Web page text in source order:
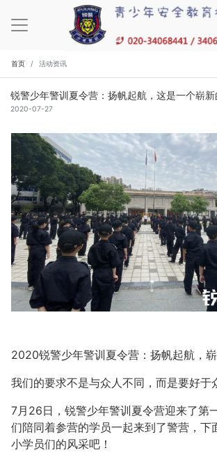
首页 活动资讯
锐警少年警训夏令营：扬帆起航，这是一个崭
2020-07-27
2020锐警少年警训夏令营：扬帆起航，
我们的要求不是与众人不同，而是要好于
7月26日，锐警少年警训夏令营迎来了第
们陪同着参营的学员一起来到了警营，下
小学员们的风采吧！